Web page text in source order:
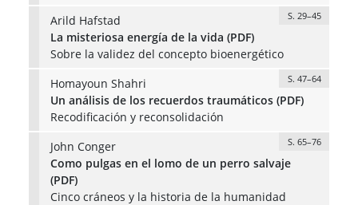
Arild Hafstad
S. 29–45
La misteriosa energía de la vida (PDF)
Sobre la validez del concepto bioenergético
Homayoun Shahri
S. 47–64
Un análisis de los recuerdos traumáticos (PDF)
Recodificación y reconsolidación
John Conger
S. 65–76
Como pulgas en el lomo de un perro salvaje
(PDF)
Cinco cráneos y la historia de la humanidad